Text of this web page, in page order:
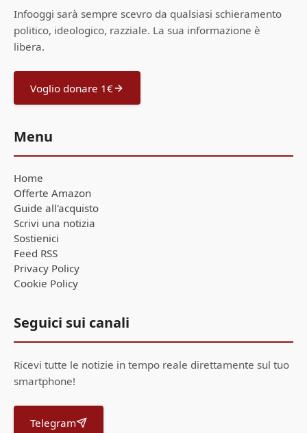
Infooggi sarà sempre scevro da qualsiasi schieramento
politico, ideologico, razziale. La sua informazione è
libera.
Voglio donare 1€
Menu
Home
Offerte Amazon
Guide all'acquisto
Scrivi una notizia
Sostienici
Feed RSS
Privacy Policy
Cookie Policy
Seguici sui canali
Ricevi tutte le notizie in tempo reale direttamente sul tuo
smartphone!
Telegram